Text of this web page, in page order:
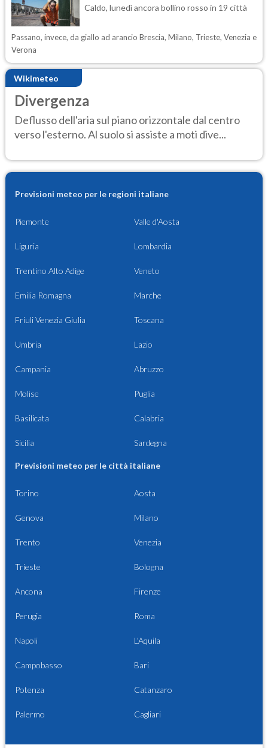
Caldo, lunedì ancora bollino rosso in 19 città
Passano, invece, da giallo ad arancio Brescia, Milano, Trieste, Venezia e
Verona
Wikimeteo
Divergenza
Deflusso dell'aria sul piano orizzontale dal centro
verso l'esterno. Al suolo si assiste a moti dive...
Previsioni meteo per le regioni italiane
Piemonte Valle d'Aosta
Liguria Lombardia
Trentino Alto Adige Veneto
Emilia Romagna Marche
Friuli Venezia Giulia Toscana
Umbria Lazio
Campania Abruzzo
Molise Puglia
Basilicata Calabria
Sicilia Sardegna
Previsioni meteo per le città italiane
Torino Aosta
Genova Milano
Trento Venezia
Trieste Bologna
Ancona Firenze
Perugia Roma
Napoli L'Aquila
Campobasso Bari
Potenza Catanzaro
Palermo Cagliari